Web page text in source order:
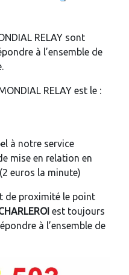
RELAY sont
à l’ensemble de
RELAY est le :
à notre service
mise en relation en
(2 euros la minute)
de proximité le point
est toujours
à l’ensemble de